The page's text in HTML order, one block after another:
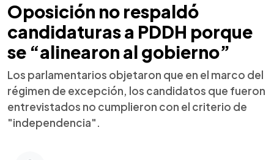
Oposición no respaldó
candidaturas a PDDH porque
se “alinearon al gobierno”
Los parlamentarios objetaron que en el marco del
régimen de excepción, los candidatos que fueron
entrevistados no cumplieron con el criterio de
"independencia".